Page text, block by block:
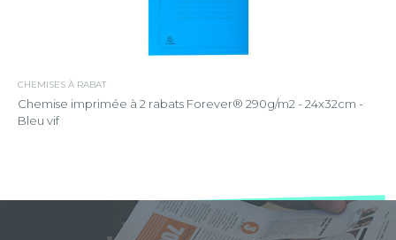
CHEMISES À RABAT
Chemise imprimée à 2 rabats Forever® 290g/m2 - 24x32cm -
Bleu vif